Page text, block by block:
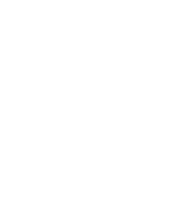
– México